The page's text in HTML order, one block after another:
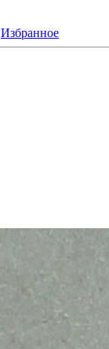
Избранное